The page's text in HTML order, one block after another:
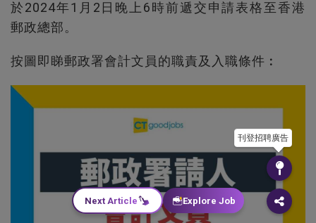
於2024年1月2日晚上6時前遞交申請表格至香港
郵政總部。
按圖即睇郵政署會計文員的職責及入職條件︰
刊登招聘廣告
Next Article Explore Job